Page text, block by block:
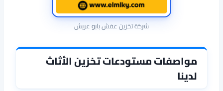
شركة تخزين عفش بابو عريش
مواصفات مستودعات تخزين الأثاث
لدينا